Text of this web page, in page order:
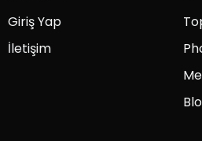
Giriş Yap
İletişim